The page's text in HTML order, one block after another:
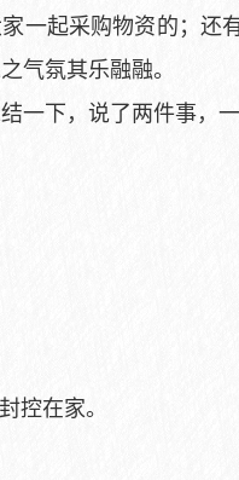
一起采购物资的；还
气氛其乐融融。
下，说了两件事，一
控在家。